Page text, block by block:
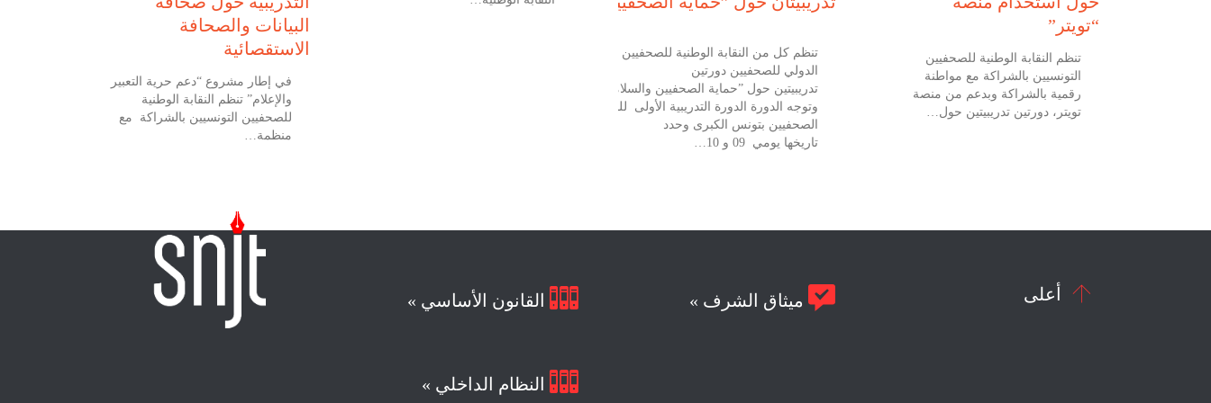
البيانات والصحافة
الاستقصائية
في إطار مشروع “دعم حرية التعبير
والإعلام” تنظم النقابة الوطنية
للصحفيين التونسيين بالشراكة مع
منظمة…
تنظم كل من النقابة الوطنية للصحفيين التونسيين والاتحاد
الدولي للصحفيين دورتين
تدريبيتين حول ”حماية الصحفيين والسلامة المهنية“.
وتوجه الدورة الدورة التدريبية الأولى للمصورين
الصحفيين بتونس الكبرى وحدد
تاريخها يومي 09 و 10…
“تويتر”
تنظم النقابة الوطنية للصحفيين
التونسيين بالشراكة مع مواطنة
رقمية بالشراكة وبدعم من منصة
تويتر، دورتين تدريبيتين حول…
 القانون الأساسي »
 النظام الداخلي »
 ميثاق الشرف »  أعلى